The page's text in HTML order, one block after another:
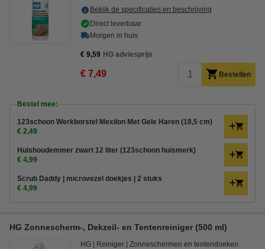
Bekijk de specificaties en beschrijving
Direct leverbaar
Morgen in huis
€ 9,59 HG adviesprijs
€ 7,49 Bestellen
Bestel mee:
123schoon Werkborstel Mexilon Met Gele Haren (18,5 cm)
€ 2,49
Huishoudemmer zwart 12 liter (123schoon huismerk)
€ 4,99
Scrub Daddy | microvezel doekjes | 2 stuks
€ 4,99
HG Zonnescherm-, Dekzeil- en Tentenreiniger (500 ml)
HG Reiniger
Zonneschermen en tentendoeken